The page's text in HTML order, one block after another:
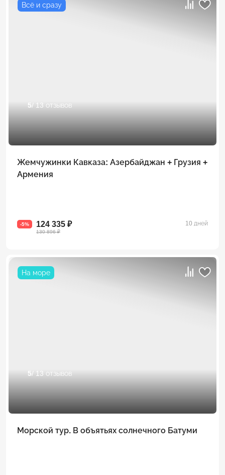
Всё и сразу
5/ 13 отзывов
Жемчужинки Кавказа: Азербайджан + Грузия +
Армения
-5% 124 335 ₽
130 896 ₽
10 дней
На море
5/ 13 отзывов
Морской тур. В объятьях солнечного Батуми